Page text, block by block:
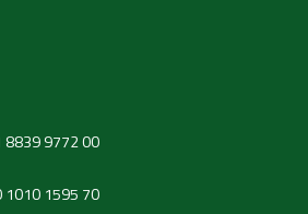
8839 9772 00
1010 1595 70